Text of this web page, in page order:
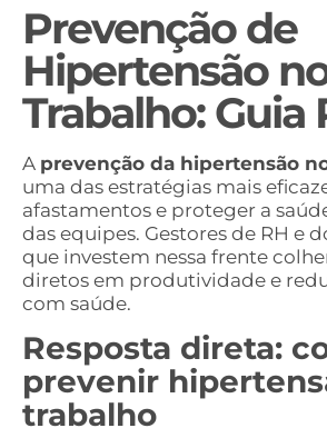
Prevenção de
Hipertensão
Trabalho: Guia
A prevenção da hipertensão
uma das estratégias mais
afastamentos e proteger a
das equipes. Gestores de RH e
que investem nessa frente
diretos em produtividade e
com saúde.
Resposta direta:
prevenir
trabalho